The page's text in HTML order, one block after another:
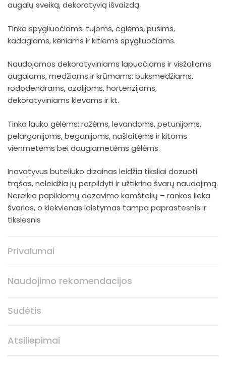
augalų sveiką, dekoratyvią išvaizdą.
Tinka spygliuočiams: tujoms, eglėms, pušims,
kadagiams, kėniams ir kitiems spygliuočiams.
Naudojamos dekoratyviniams lapuočiams ir visžaliams
augalams, medžiams ir krūmams: buksmedžiams,
rododendrams, azalijoms, hortenzijoms,
dekoratyviniams klevams ir kt.
Tinka lauko gėlėms: rožėms, levandoms, petunijoms,
pelargonijoms, begonijoms, našlaitėms ir kitoms
vienmetėms bei daugiametėms gėlėms.
Inovatyvus buteliuko dizainas leidžia tiksliai dozuoti
trąšas, neleidžia jų perpildyti ir užtikrina švarų naudojimą.
Nereikia papildomų dozavimo kamštelių – rankos lieka
švarios, o kiekvienas laistymas tampa paprastesnis ir
tikslesnis
Privalumai
Naudojimo rekomendacijos
Sudėtis
Atsiliepimai